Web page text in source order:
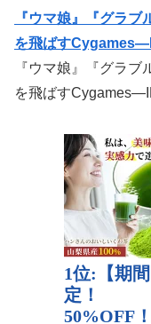
『ウマ娘』『グラ
を飛ばす
『ウマ娘』『グラ
を飛ばす